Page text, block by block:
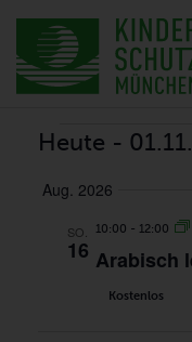
Heute -
auswählen.
Aug. 2026
SO.
16
10:00 - 12:00
Arabisch
Kostenlos